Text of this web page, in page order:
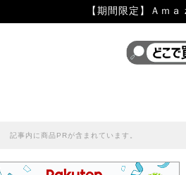
【期間限定】Ａｍ
記事内に商品PRが含まれています。